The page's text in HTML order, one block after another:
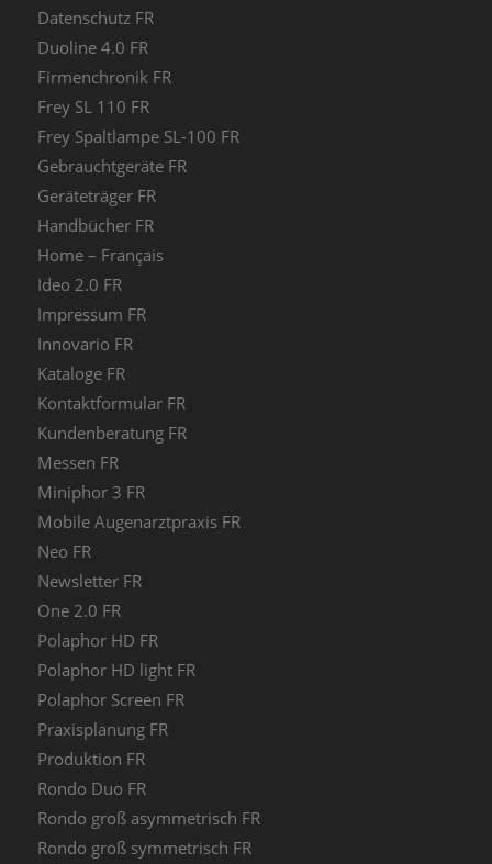
Datenschutz FR
Duoline 4.0 FR
Firmenchronik FR
Frey SL 110 FR
Frey Spaltlampe SL-100 FR
Gebrauchtgeräte FR
Geräteträger FR
Handbücher FR
Home – Français
Ideo 2.0 FR
Impressum FR
Innovario FR
Kataloge FR
Kontaktformular FR
Kundenberatung FR
Messen FR
Miniphor 3 FR
Mobile Augenarztpraxis FR
Neo FR
Newsletter FR
One 2.0 FR
Polaphor HD FR
Polaphor HD light FR
Polaphor Screen FR
Praxisplanung FR
Produktion FR
Rondo Duo FR
Rondo groß asymmetrisch FR
Rondo groß symmetrisch FR